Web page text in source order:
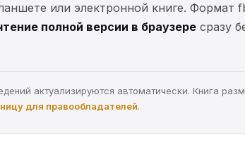
или электронной книге. Формат
полной версии в браузере сразу
актуализируются автоматически. Книга
для правообладателей.